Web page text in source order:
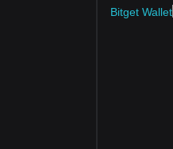
Bitget Wallet